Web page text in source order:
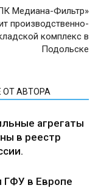
Медиана-Фильтр»
производственно-
комплекс в
Подольске
ОТ АВТОРА
агрегаты
в реестр
ГФУ в Европе